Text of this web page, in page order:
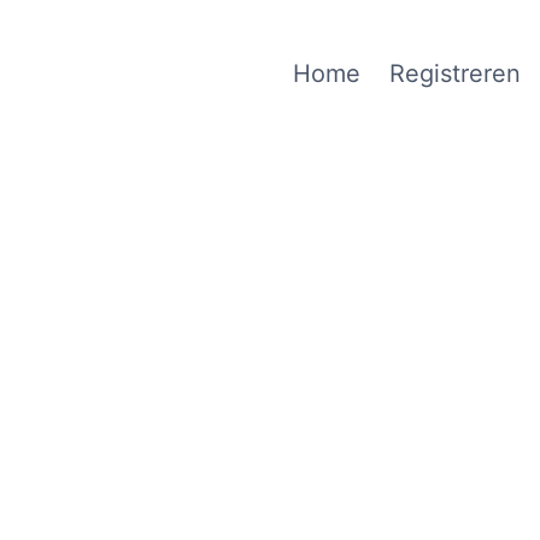
Home Registreren